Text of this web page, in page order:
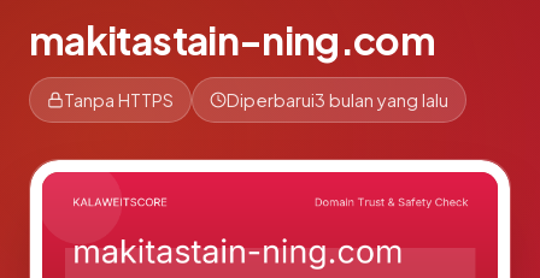
makitastain-ning.com
Tanpa HTTPS Diperbarui3 bulan yang lalu